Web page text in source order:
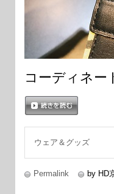
コーディネ
ウェア＆グッズ
Permalink by HD